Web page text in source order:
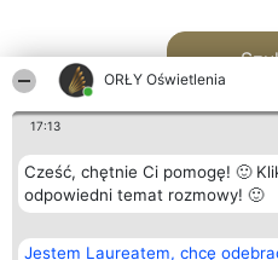
ORŁY Oświetlenia
17:13
Cześć, chętnie Ci pomogę! 🙂
odpowiedni temat rozmowy! 🙂
Jestem Laureatem, chcę
Organizator plebiscytu
Bright Side Solutions sp. z o.